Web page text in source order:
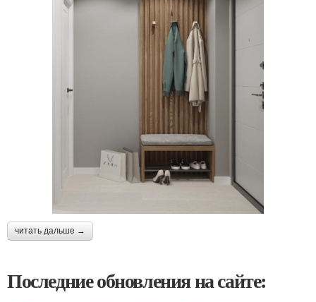
читать дальше →
Последние обновления на сайте: